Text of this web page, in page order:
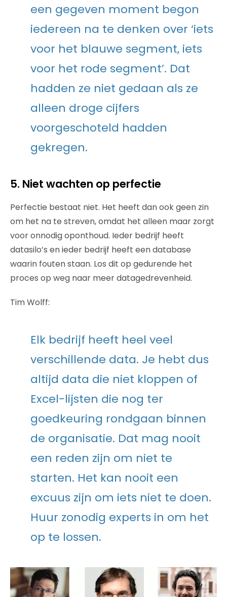
een gegeven moment begon
iedereen na te denken over ‘iets
voor het blauwe segment, iets
voor het rode segment’. Dat
hadden ze niet gedaan als ze
alleen droge cijfers
voorgeschoteld hadden
gekregen.
5. Niet wachten op perfectie
Perfectie bestaat niet. Het heeft dan ook geen zin
om het na te streven, omdat het alleen maar zorgt
voor onnodig oponthoud. Ieder bedrijf heeft
datasilo’s en ieder bedrijf heeft een database
waarin fouten staan. Los dit op gedurende het
proces op weg naar meer datagedrevenheid.
Tim Wolff:
Elk bedrijf heeft heel veel
verschillende data. Je hebt dus
altijd data die niet kloppen of
Excel-lijsten die nog ter
goedkeuring rondgaan binnen
de organisatie. Dat mag nooit
een reden zijn om niet te
starten. Het kan nooit een
excuus zijn om iets niet te doen.
Huur zonodig experts in om het
op te lossen.